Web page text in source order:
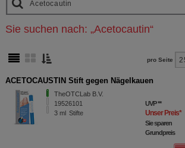
Sie suchen nach: „Acetocautin“
pro Seite
ACETOCAUSTIN Stift gegen Nägelkauen
TheOTCLab B.V.
19526101
3 ml Stifte
UVP**
Unser Preis*
Sie sparen
Grundpreis